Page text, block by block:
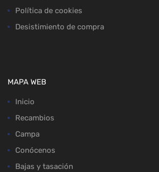
Política de cookies
Desistimiento de compra
MAPA WEB
Inicio
Recambios
Campa
Conócenos
Bajas y tasación